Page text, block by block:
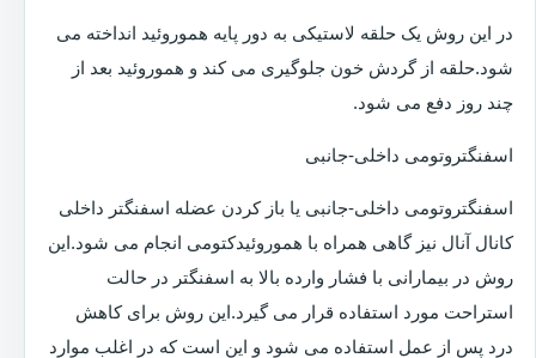
در این روش یک حلقه لاستیکی به دور پایه هموروئید انداخته می
شود.حلقه از گردش خون جلوگیری می کند و هموروئید بعد از
چند روز دفع می شود.
اسفنگتروتومی داخلی-جانبی
اسفنگتروتومی داخلی-جانبی یا باز کردن عضله اسفنگتر داخلی
کانال آنال نیز گاهی همراه با هموروئیدکتومی انجام می شود.این
روش در بیمارانی با فشار وارده بالا به اسفنگتر در حالت
استراحت مورد استفاده قرار می گیرد.این روش برای کاهش
درد پس از عمل استفاده می شود و این است که در اغلب موارد